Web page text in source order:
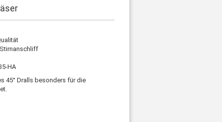
HA
45° Dralls besonders für die